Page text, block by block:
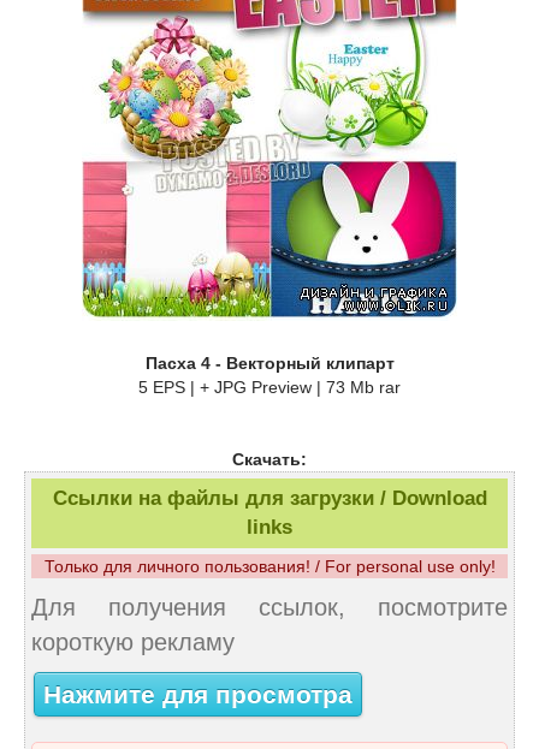
Пасха 4 - Векторный клипарт
5 EPS | + JPG Preview | 73 Mb rar
Скачать:
Ссылки на файлы для загрузки / Download
links
Только для личного пользования! / For personal use only!
Для получения ссылок, посмотрите
короткую рекламу
Нажмите для просмотра